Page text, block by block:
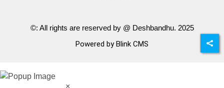
©: All rights are reserved by @ Deshbandhu. 2025
Powered by Blink CMS
×